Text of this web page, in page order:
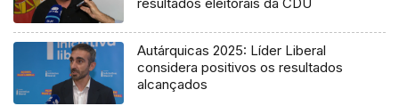
resultados eleitorais da CDU
Autárquicas 2025: Líder Liberal
considera positivos os resultados
alcançados